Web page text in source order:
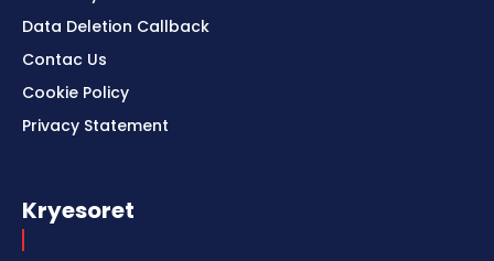
Data Deletion Callback
Contac Us
Cookie Policy
Privacy Statement
Kryesoret